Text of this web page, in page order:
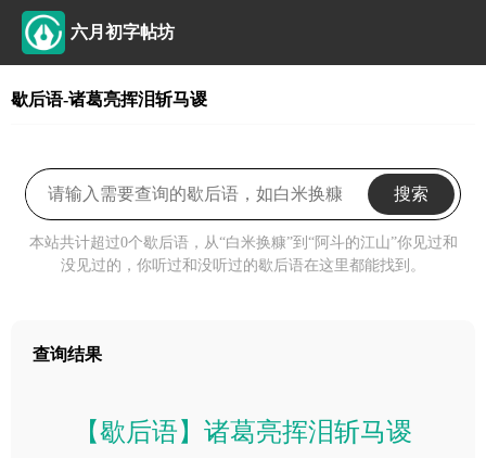
六月初字帖坊
歇后语-诸葛亮挥泪斩马谡
搜索
本站共计超过0个歇后语，从“白米换糠”到“阿斗的江山”你见过和
没见过的，你听过和没听过的歇后语在这里都能找到。
查询结果
【歇后语】诸葛亮挥泪斩马谡